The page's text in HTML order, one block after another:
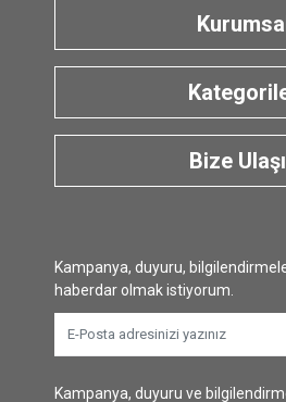
Bize
Kampanya, duyuru,
haberdar olmak istiyorum.
Kampanya, duyuru ve